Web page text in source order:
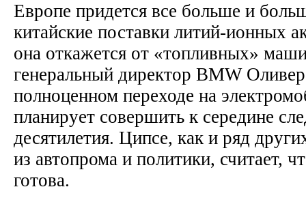
Европе придется все больше и
китайские поставки литий-ионных
она откажется от «топливных»
генеральный директор BMW
полноценном переходе на
планирует совершить к середине
десятилетия. Ципсе, как и ряд
из автопрома и политики, считает,
готова.